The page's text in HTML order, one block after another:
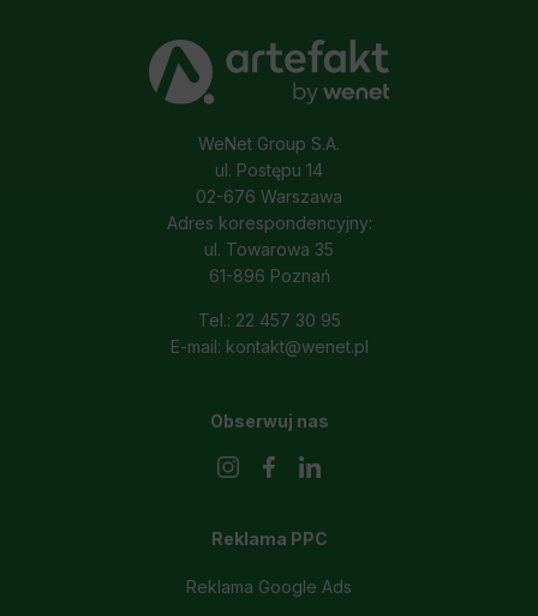
WeNet Group S.A.
ul. Postępu 14
02-676 Warszawa
Adres korespondencyjny:
ul. Towarowa 35
61-896 Poznań
Tel.: 22 457 30 95
E-mail: kontakt@wenet.pl
Reklama PPC
Reklama Google Ads
Obserwuj nas